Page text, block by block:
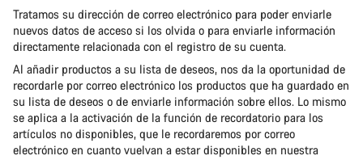
Tratamos su dirección de correo electrónico para poder enviarle
nuevos datos de acceso si los olvida o para enviarle información
directamente relacionada con el registro de su cuenta.
Al añadir productos a su lista de deseos, nos da la oportunidad de
recordarle por correo electrónico los productos que ha guardado en
su lista de deseos o de enviarle información sobre ellos. Lo mismo
se aplica a la activación de la función de recordatorio para los
artículos no disponibles, que le recordaremos por correo
electrónico en cuanto vuelvan a estar disponibles en nuestra